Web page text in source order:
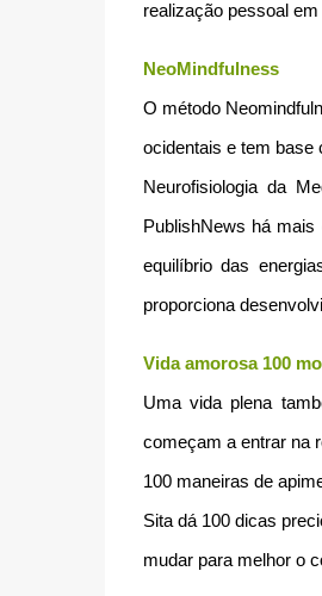
realização pessoal
NeoMindfulness
O método
ocidentais e tem base
Neurofisiologia da
PublishNews há
equilíbrio das
proporciona
Vida amorosa 100
Uma vida plena
começam a entrar na
100 maneiras de
Sita dá 100 dicas
mudar para melhor o